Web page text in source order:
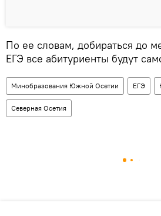
По ее словам, добираться до
ЕГЭ все абитуриенты будут
Минобразования Южной Осетии ЕГЭ
Северная Осетия